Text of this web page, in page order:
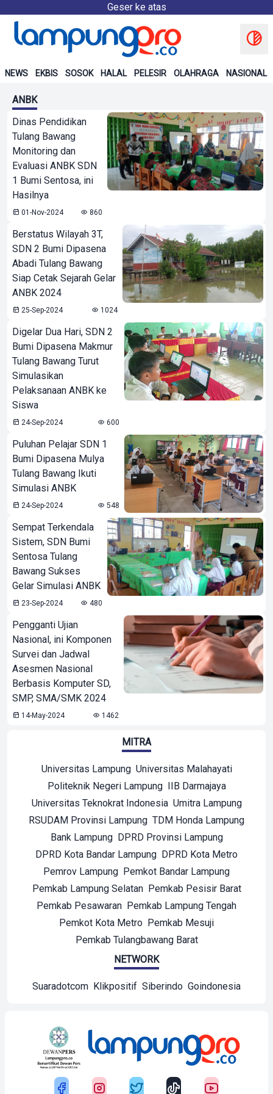
Geser ke atas
NEWS EKBIS SOSOK HALAL PELESIR OLAHRAGA NASIONAL
ANBK
Dinas Pendidikan
Tulang Bawang
Monitoring dan
Evaluasi ANBK SDN
1 Bumi Sentosa, ini
Hasilnya
01-Nov-2024 860
Berstatus Wilayah 3T,
SDN 2 Bumi Dipasena
Abadi Tulang Bawang
Siap Cetak Sejarah Gelar
ANBK 2024
25-Sep-2024 1024
Digelar Dua Hari, SDN 2
Bumi Dipasena Makmur
Tulang Bawang Turut
Simulasikan
Pelaksanaan ANBK ke
Siswa
24-Sep-2024 600
Puluhan Pelajar SDN 1
Bumi Dipasena Mulya
Tulang Bawang Ikuti
Simulasi ANBK
24-Sep-2024 548
Sempat Terkendala
Sistem, SDN Bumi
Sentosa Tulang
Bawang Sukses
Gelar Simulasi ANBK
23-Sep-2024 480
Pengganti Ujian
Nasional, ini Komponen
Survei dan Jadwal
Asesmen Nasional
Berbasis Komputer SD,
SMP, SMA/SMK 2024
14-May-2024 1462
MITRA
Universitas Lampung Universitas Malahayati
Politeknik Negeri Lampung IIB Darmajaya
Universitas Teknokrat Indonesia Umitra Lampung
RSUDAM Provinsi Lampung TDM Honda Lampung
Bank Lampung DPRD Provinsi Lampung
DPRD Kota Bandar Lampung DPRD Kota Metro
Pemrov Lampung Pemkot Bandar Lampung
Pemkab Lampung Selatan Pemkab Pesisir Barat
Pemkab Pesawaran Pemkab Lampung Tengah
Pemkot Kota Metro Pemkab Mesuji
Pemkab Tulangbawang Barat
NETWORK
Suaradotcom Klikpositif Siberindo Goindonesia